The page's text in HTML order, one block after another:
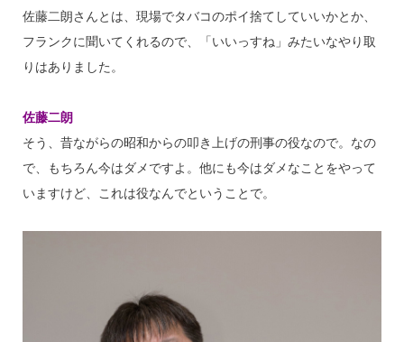
佐藤二朗さんとは、現場でタバコのポイ捨てしていいかとか、
フランクに聞いてくれるので、「いいっすね」みたいなやり取
りはありました。
佐藤二朗
そう、昔ながらの昭和からの叩き上げの刑事の役なので。なの
で、もちろん今はダメですよ。他にも今はダメなことをやって
いますけど、これは役なんでということで。